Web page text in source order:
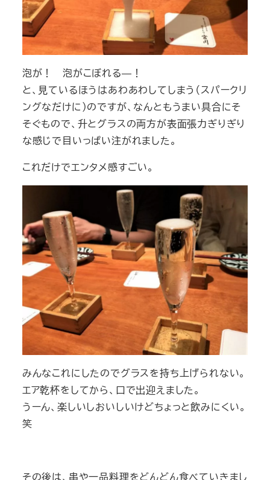
泡が！ 泡がこぼれる―！
と、見ているほうはあわあわしてしまう（スパークリ
ングなだけに）のですが、なんともうまい具合にそ
そぐもので、升とグラスの両方が表面張力ぎりぎり
な感じで目いっぱい注がれました。
これだけでエンタメ感すごい。
みんなこれにしたのでグラスを持ち上げられない。
エア乾杯をしてから、口で出迎えました。
うーん、楽しいしおいしいけどちょっと飲みにくい。
笑
その後は、串や一品料理をどんどん食べていきまし